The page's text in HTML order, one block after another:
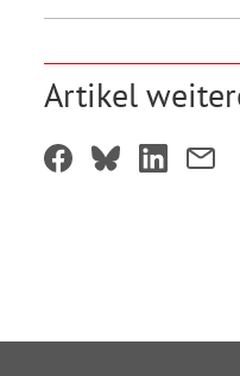
Artikel